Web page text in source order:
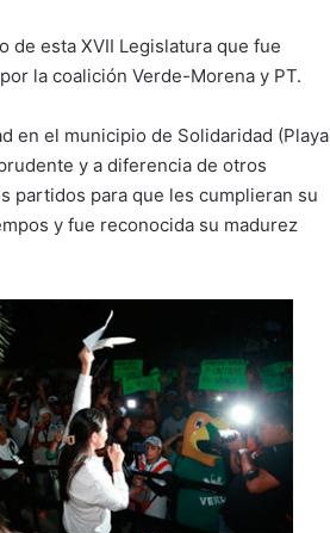
de esta XVII Legislatura que fue
la coalición Verde-Morena y PT.
en el municipio de Solidaridad (Playa
y a diferencia de otros
partidos para que les cumplieran su
y fue reconocida su madurez